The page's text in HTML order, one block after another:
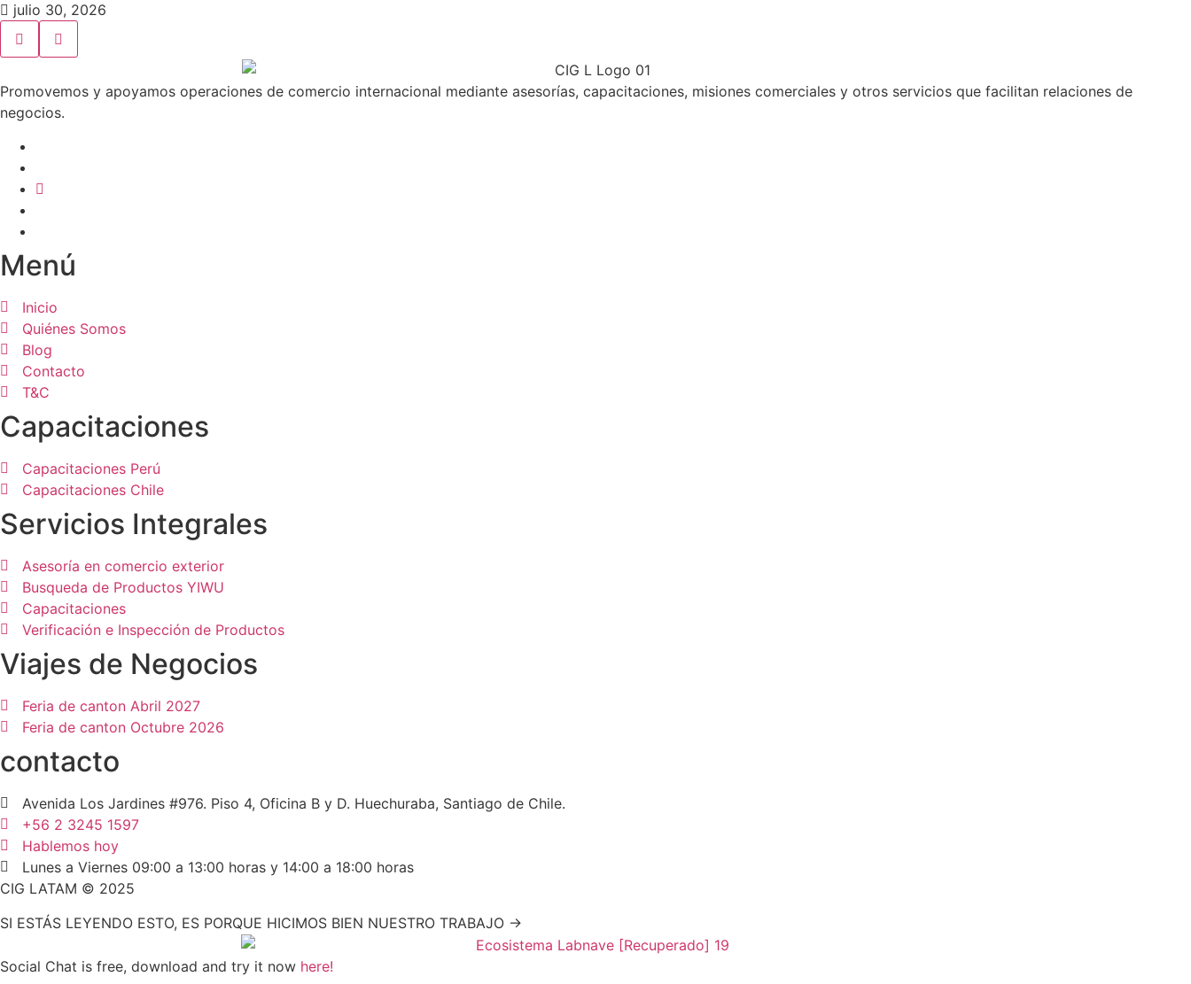
julio 30, 2026
Promovemos y apoyamos operaciones de comercio internacional mediante asesorías, capacitaciones, misiones comerciales y otros servicios que facilitan relaciones de
negocios.
Menú
Inicio
Quiénes Somos
Blog
Contacto
T&C
Capacitaciones
Capacitaciones Perú
Capacitaciones Chile
Servicios Integrales
Asesoría en comercio exterior
Busqueda de Productos YIWU
Capacitaciones
Verificación e Inspección de Productos
Viajes de Negocios
Feria de canton Abril 2027
Feria de canton Octubre 2026
contacto
Avenida Los Jardines #976. Piso 4, Oficina B y D. Huechuraba, Santiago de Chile.
+56 2 3245 1597
Hablemos hoy
Lunes a Viernes 09:00 a 13:00 horas y 14:00 a 18:00 horas
CIG LATAM © 2025
SI ESTÁS LEYENDO ESTO, ES PORQUE HICIMOS BIEN NUESTRO TRABAJO →
Social Chat is free, download and try it now here!